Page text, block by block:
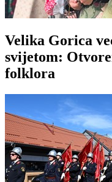
Velika Gorica
svijetom:
folklora